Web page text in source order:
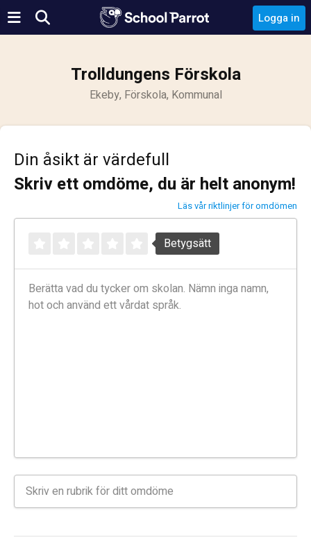
Logga in
Trolldungens Förskola
Ekeby, Förskola, Kommunal
Din åsikt är värdefull
Skriv ett omdöme, du är helt anonym!
Läs vår riktlinjer för omdömen
Betygsätt